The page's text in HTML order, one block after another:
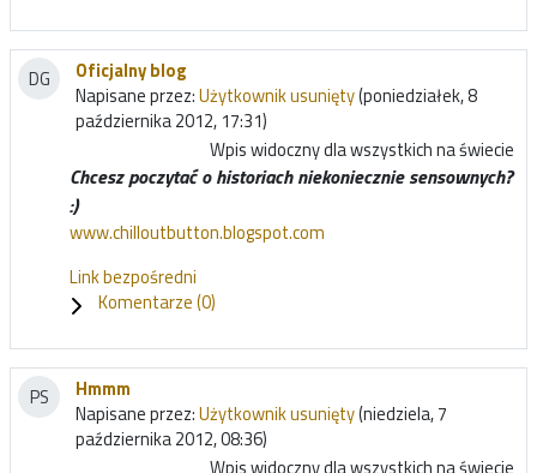
DG
Oficjalny blog
Napisane przez:Użytkownik usunięty(poniedziałek, 8
października 2012, 17:31)
Wpis widoczny dla wszystkich na świecie
Chcesz poczytać o historiach niekoniecznie sensownych?
:)
www.chilloutbutton.blogspot.com
Link bezpośredni
Komentarze (0)
PS
Hmmm
Napisane przez:Użytkownik usunięty(niedziela, 7
października 2012, 08:36)
Wpis widoczny dla wszystkich na świecie